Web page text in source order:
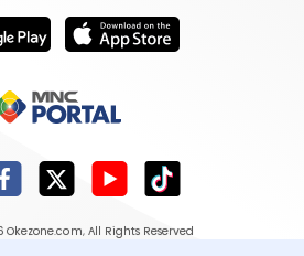
Okezone.com, All Rights Reserved